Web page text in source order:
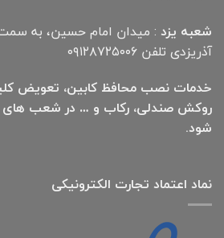
شعبه یزد : میدان امام حسین، به سمت
آذریزدی تلفن ۰۹۱۲۸۷۲۵۰۰۶
خدمات نصب محافظ کابین، تعویض
روکش صندلی، رکاب و … در شعب
شود.
نماد اعتماد تجارت الكترونیكی